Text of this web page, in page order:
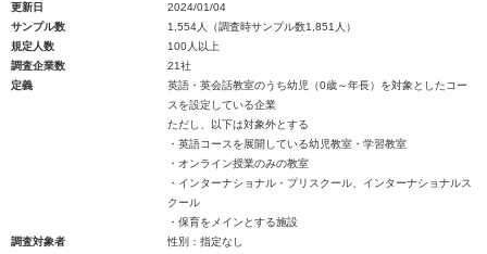
更新日
2024/01/04
サンプル数
1,554人（調査時サンプル数1,851人）
規定人数
100人以上
調査企業数
21社
定義
英語・英会話教室のうち幼児（0歳～年長）を対象としたコー
スを設定している企業
ただし、以下は対象外とする
・英語コースを展開している幼児教室・学習教室
・オンライン授業のみの教室
・インターナショナル・プリスクール、インターナショナルス
クール
・保育をメインとする施設
調査対象者
性別：指定なし